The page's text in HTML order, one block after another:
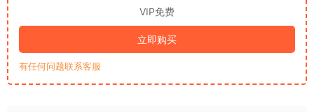
VIP免费
立即购买
有任何问题联系客服